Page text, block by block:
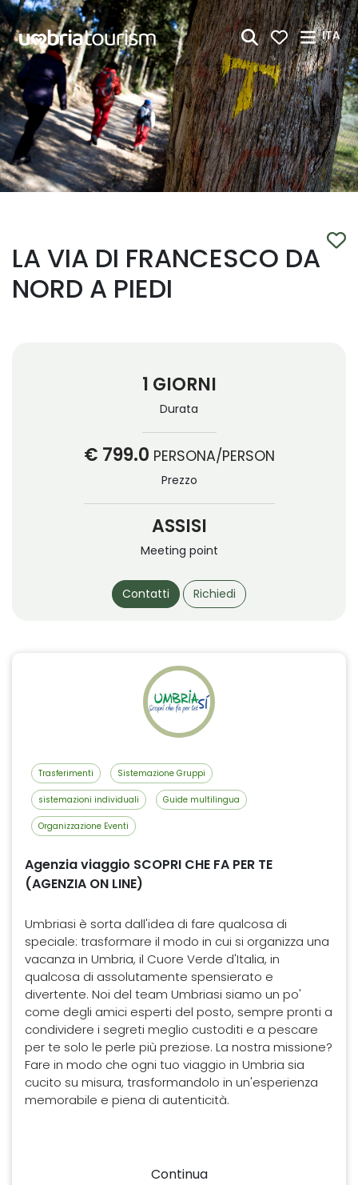
Skip to Main Content
ITA
LA VIA DI FRANCESCO DA
NORD A PIEDI
1 GIORNI
Durata
€ 799.0 PERSONA/PERSON
Prezzo
ASSISI
Meeting point
Contatti Richiedi
Trasferimenti Sistemazione Gruppi
sistemazioni individuali Guide multilingua
Organizzazione Eventi
Agenzia viaggio SCOPRI CHE FA PER TE
(AGENZIA ON LINE)
Umbriasi è sorta dall'idea di fare qualcosa di
speciale: trasformare il modo in cui si organizza una
vacanza in Umbria, il Cuore Verde d'Italia, in
qualcosa di assolutamente spensierato e
divertente. Noi del team Umbriasi siamo un po'
come degli amici esperti del posto, sempre pronti a
condividere i segreti meglio custoditi e a pescare
per te solo le perle più preziose. La nostra missione?
Fare in modo che ogni tuo viaggio in Umbria sia
cucito su misura, trasformandolo in un'esperienza
memorabile e piena di autenticità.
Continua